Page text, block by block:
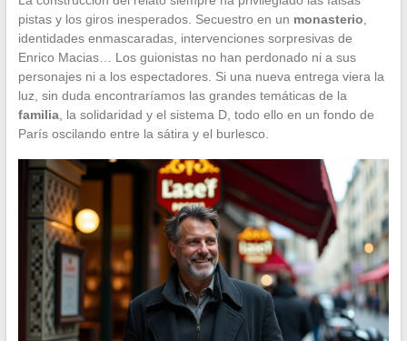
pistas y los giros inesperados. Secuestro en un monasterio
identidades enmascaradas, intervenciones sorpresivas de
Enrico Macias… Los guionistas no han perdonado ni a sus
personajes ni a los espectadores. Si una nueva entrega viera la
luz, sin duda encontraríamos las grandes temáticas de la
familia, la solidaridad y el sistema D, todo ello en un fondo de
París oscilando entre la sátira y el burlesco.